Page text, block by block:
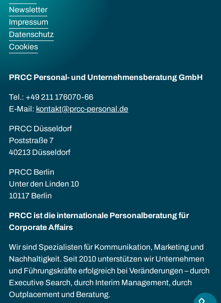
Newsletter
Impressum
Datenschutz
Cookies
PRCC Personal- und Unternehmens­beratung GmbH
Tel.: +49 211 176070-66
E-Mail: kontakt@prcc-personal.de
PRCC Düsseldorf
Poststraße 7
40213 Düsseldorf
PRCC Berlin
Unter den Linden 10
10117 Berlin
PRCC ist die internationale Personalberatung für
Corporate Affairs
Wir sind Spezialisten für Kommunikation, Marketing und
Nachhaltigkeit. Seit 2010 unterstützen wir Unternehmen
und Führungskräfte erfolgreich bei Veränderungen – durch
Executive Search, durch Interim Management, durch
Outplacement und Beratung.